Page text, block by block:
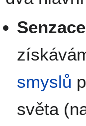
smyslů
světa